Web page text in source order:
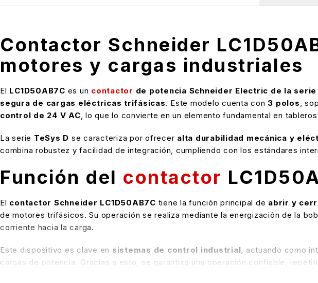
Contactor Schneider
motores y cargas industriales
El LC1D50AB7C es un contactor de potencia Schneider Electric de la serie
segura de cargas eléctricas trifásicas. Este modelo cuenta con 3 polos,
control de 24 V AC, lo que lo convierte en un elemento fundamental en
La serie TeSys D se caracteriza por ofrecer alta durabilidad mecánica y
combina robustez y facilidad de integración, cumpliendo con los estándares
Función del contactor
El contactor Schneider LC1D50AB7C tiene la función principal de abrir y
de motores trifásicos. Su operación se realiza mediante la energización de la
corriente hacia la carga.
Este dispositivo es clave en sistemas de control industrial, actuando como
cargas de potencia. Gracias a esto, se garantiza una operación confiable,